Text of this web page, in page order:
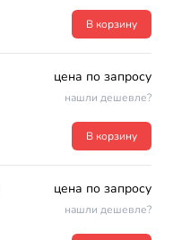
В корзину
цена по запросу
нашли дешевле?
В корзину
цена по запросу
нашли дешевле?